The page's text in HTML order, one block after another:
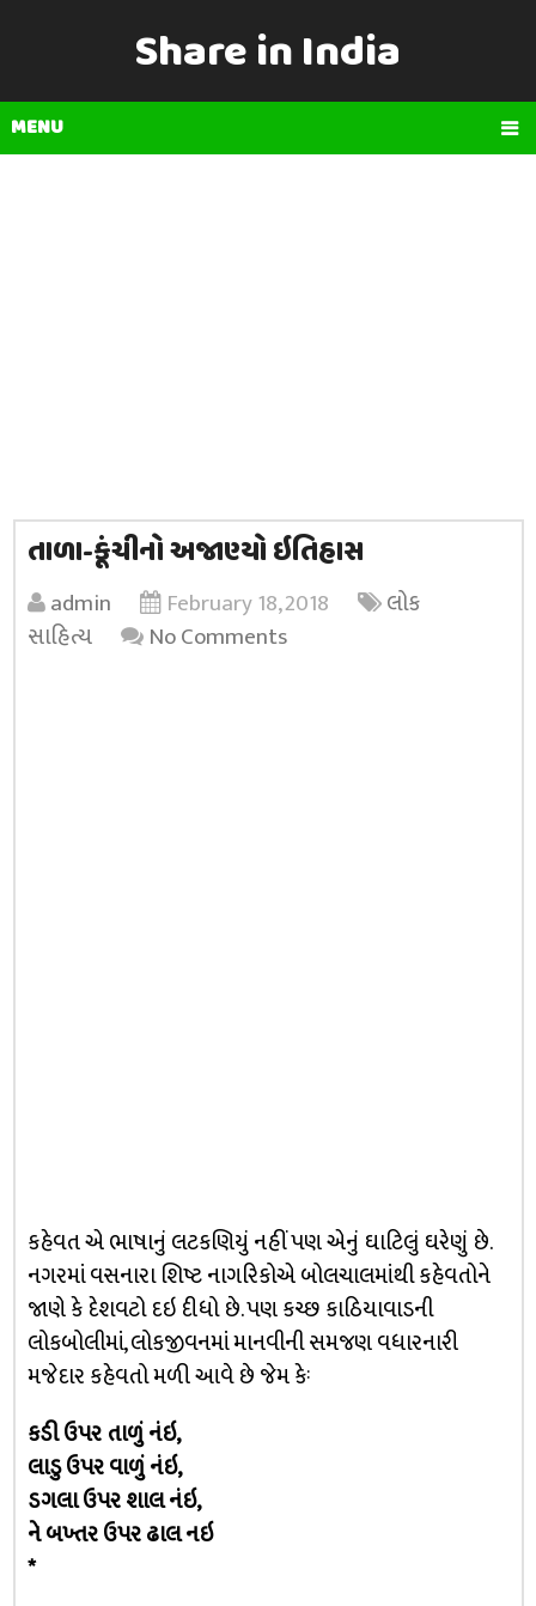
Share in India
MENU
તાળા-કૂંચીનો અજાણ્યો ઇતિહાસ
admin February 18, 2018
લોક
સાહિત્ય
No Comments
કહેવત એ ભાષાનું લટકણિયું નહીં પણ એનું ઘાટિલું ઘરેણું છે.
નગરમાં વસનારા શિષ્ટ નાગરિકોએ બોલચાલમાંથી કહેવતોને
જાણે કે દેશવટો દઇ દીધો છે. પણ કચ્છ કાઠિયાવાડની
લોકબોલીમાં, લોકજીવનમાં માનવીની સમજણ વધારનારી
મજેદાર કહેવતો મળી આવે છે જેમ કેઃ
કડી ઉપર તાળું નંઇ,
લાડુ ઉપર વાળું નંઇ,
ડગલા ઉપર શાલ નંઇ,
ને બખ્તર ઉપર ઢાલ નઇ
*